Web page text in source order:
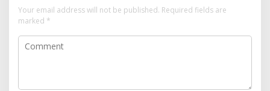
Your email address will not be published. Required fields are
marked *